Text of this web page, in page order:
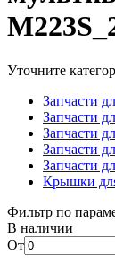
Уточните
Запчасти
Запчасти
Запчасти
Запчасти
Запчасти
Крышки
Фильтр по
В наличии
От